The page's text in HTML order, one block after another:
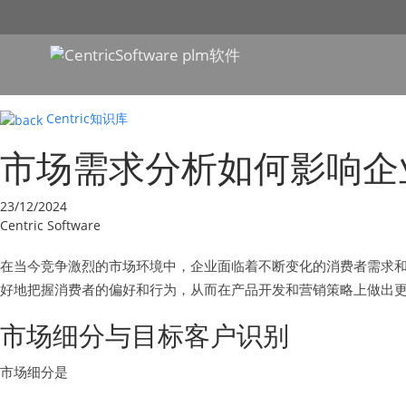
Centric知识库
市场需求分析如何影响
23/12/2024
Centric Software
在当今竞争激烈的市场环境中，企业面临着不断变化的消费者需
好地把握消费者的偏好和行为，从而在产品开发和营销策略上做出
市场细分与目标客户识别
市场细分是